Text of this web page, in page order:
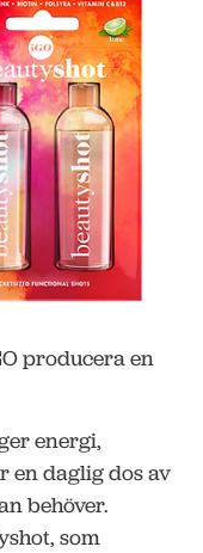
producera en
energi,
en daglig dos av
behöver.
som